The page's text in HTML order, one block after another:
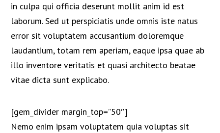
in culpa qui officia deserunt mollit anim id est
laborum. Sed ut perspiciatis unde omnis iste natus
error sit voluptatem accusantium doloremque
laudantium, totam rem aperiam, eaque ipsa quae ab
illo inventore veritatis et quasi architecto beatae
vitae dicta sunt explicabo.
[gem_divider margin_top=”50″]
Nemo enim ipsam voluptatem quia voluptas sit